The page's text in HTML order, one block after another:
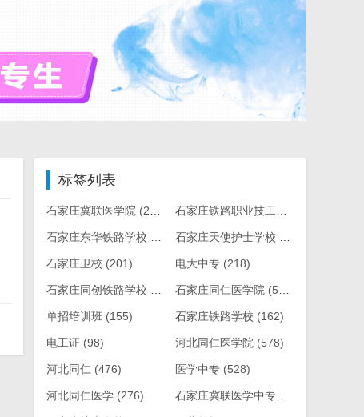
标签列表
石家庄冀联医学院 (242)
石家庄东华铁路学校 石家庄天使护士学校
石家庄卫校 (201) 电大中专 (218)
石家庄同创铁路学校 石家庄同仁医学院 (543)
单招培训班 (155) 石家庄铁路学校 (162)
电工证 (98) 河北同仁医学院 (578)
河北同仁 (476) 医学中专 (528)
河北同仁医学(276)